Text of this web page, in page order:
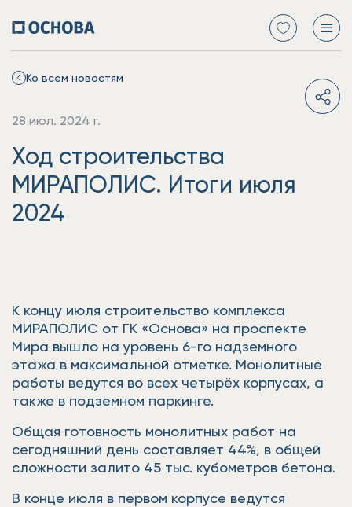
Ко всем новостям
28 июл. 2024 г.
Ход строительства
МИРАПОЛИС. Итоги июля
2024
К концу июля строительство комплекса
МИРАПОЛИС от ГК «Основа» на проспекте
Мира вышло на уровень 6-го надземного
этажа в максимальной отметке. Монолитные
работы ведутся во всех четырёх корпусах, а
также в подземном паркинге.
Общая готовность монолитных работ на
сегодняшний день составляет 44%, в общей
сложности залито 45 тыс. кубометров бетона.
В конце июля в первом корпусе ведутся